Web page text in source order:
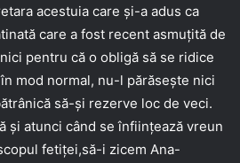
acestuia care și-a adus ca
care a fost recent asmuțită de
pentru că o obligă să se ridice
mod normal, nu-l părăsește nici
să-și rezerve loc de veci.
și atunci când se înființează vreun
fetiței,să-i zicem Ana-